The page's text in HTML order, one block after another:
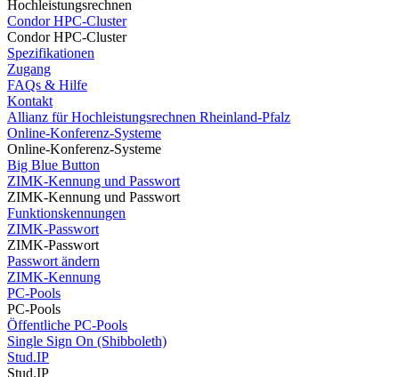
Hochleistungsrechnen
Condor HPC-Cluster
Condor HPC-Cluster
Spezifikationen
Zugang
FAQs & Hilfe
Kontakt
Allianz für Hochleistungsrechnen Rheinland-Pfalz
Online-Konferenz-Systeme
Online-Konferenz-Systeme
Big Blue Button
ZIMK-Kennung und Passwort
ZIMK-Kennung und Passwort
Funktionskennungen
ZIMK-Passwort
ZIMK-Passwort
Passwort ändern
ZIMK-Kennung
PC-Pools
PC-Pools
Öffentliche PC-Pools
Single Sign On (Shibboleth)
Stud.IP
Stud.IP